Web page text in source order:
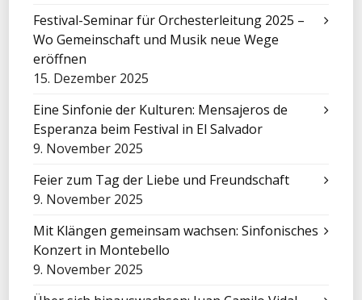
Festival-Seminar für Orchesterleitung 2025 –
Wo Gemeinschaft und Musik neue Wege
eröffnen
15. Dezember 2025
Eine Sinfonie der Kulturen: Mensajeros de
Esperanza beim Festival in El Salvador
9. November 2025
Feier zum Tag der Liebe und Freundschaft
9. November 2025
Mit Klängen gemeinsam wachsen: Sinfonisches
Konzert in Montebello
9. November 2025